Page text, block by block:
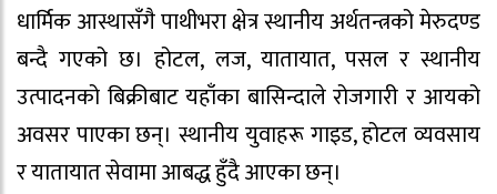
धार्मिक आस्थासँगै पाथीभरा क्षेत्र स्थानीय अर्थतन्त्रको मेरुदण्ड
बन्दै गएको छ। होटल, लज, यातायात, पसल र स्थानीय
उत्पादनको बिक्रीबाट यहाँका बासिन्दाले रोजगारी र आयको
अवसर पाएका छन्। स्थानीय युवाहरू गाइड, होटल व्यवसाय
र यातायात सेवामा आबद्ध हुँदै आएका छन्।